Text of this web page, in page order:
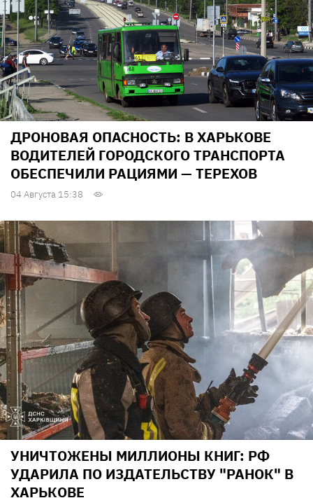
ДРОНОВАЯ ОПАСНОСТЬ: В ХАРЬКОВЕ
ВОДИТЕЛЕЙ ГОРОДСКОГО ТРАНСПОРТА
ОБЕСПЕЧИЛИ РАЦИЯМИ — ТЕРЕХОВ
04 Августа 15:38
УНИЧТОЖЕНЫ МИЛЛИОНЫ КНИГ: РФ
УДАРИЛА ПО ИЗДАТЕЛЬСТВУ "РАНОК" В
ХАРЬКОВЕ